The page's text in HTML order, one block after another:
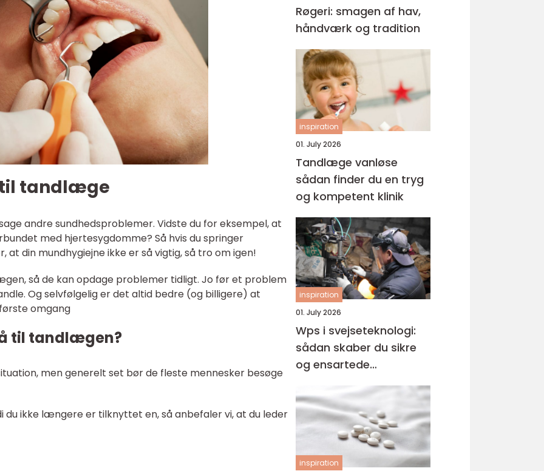
til tandlæge
andre sundhedsproblemer. Vidste du for eksempel, at
med hjertesygdomme? Så hvis du springer
din mundhygiejne ikke er så vigtig, så tro om igen!
så de kan opdage problemer tidligt. Jo før et problem
Og selvfølgelig er det altid bedre (og billigere) at
omgang
til tandlægen?
men generelt set bør de fleste mennesker besøge
du ikke længere er tilknyttet en, så anbefaler vi, at du leder
Røgeri: smagen af hav,
håndværk og tradition
inspiration
01. July 2026
Tandlæge vanløse
sådan finder du en tryg
og kompetent klinik
inspiration
01. July 2026
Wps i svejseteknologi:
sådan skaber du sikre
og ensartede
inspiration